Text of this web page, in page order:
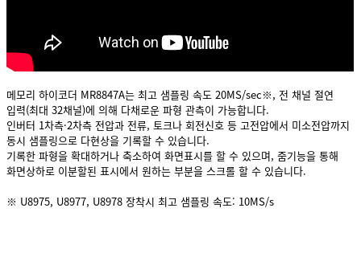
메모리 하이코더 MR8847A는 최고 샘플링 속도 20MS/sec※, 전 채널 절연
입력(최대 32채널)에 의해 다채로운 파형 관측이 가능합니다.
인버터 1차측·2차측 전압과 전류, 토크나 회전신호 등 고전압에서 미소전압까지
동시 샘플링으로 다현상을 기록할 수 있습니다.
기록한 파형을 확대하거나 축소하여 화면표시를 할 수 있으며, 줌기능을 통해
화면상하로 이분할된 표시에서 원하는 부분을 스크롤 할 수 있습니다.
※ U8975, U8977, U8978 장착시 최고 샘플링 속도: 10MS/s